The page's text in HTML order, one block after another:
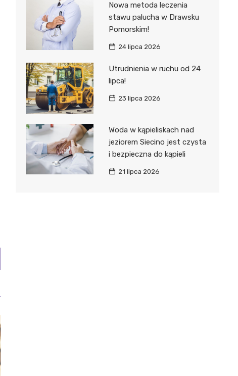
Nowa metoda leczenia
stawu palucha w Drawsku
Pomorskim!
24 lipca 2026
Utrudnienia w ruchu od 24
lipca!
23 lipca 2026
Woda w kąpieliskach nad
jeziorem Siecino jest czysta
i bezpieczna do kąpieli
21 lipca 2026